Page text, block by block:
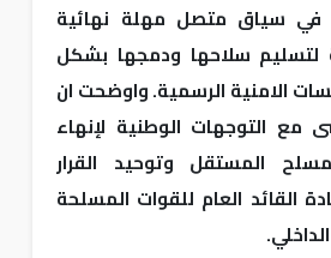
في سياق متصل مهلة نهائية
لتسليم سلاحها ودمجها بشكل
الامنية الرسمية. واوضحت ان
مع التوجهات الوطنية لإنهاء
المستقل وتوحيد القرار
القائد العام للقوات المسلحة